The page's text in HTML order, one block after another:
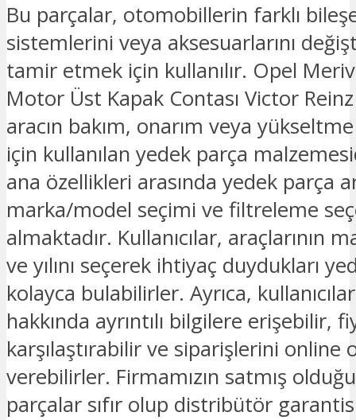
Bu parçalar, otomobillerin farklı
sistemlerini veya aksesuarlarını
tamir etmek için kullanılır. Opel
Motor Üst Kapak Contası Victor
aracın bakım, onarım veya
için kullanılan yedek parça
ana özellikleri arasında yedek parça
marka/model seçimi ve filtreleme
almaktadır. Kullanıcılar, araçlarının
ve yılını seçerek ihtiyaç duydukları
kolayca bulabilirler. Ayrıca,
hakkında ayrıntılı bilgilere erişebilir,
karşılaştırabilir ve siparişlerini online
verebilirler. Firmamızın satmış
parçalar sıfır olup distribütör